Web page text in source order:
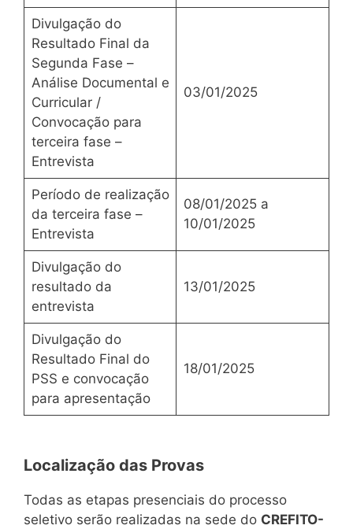
Divulgação do
Resultado Final da
Segunda Fase –
Análise Documental e
Curricular /
Convocação para
terceira fase –
Entrevista
03/01/2025
Período de realização
da terceira fase –
Entrevista
08/01/2025 a
10/01/2025
Divulgação do
resultado da
entrevista
13/01/2025
Divulgação do
Resultado Final do
PSS e convocação
para apresentação
18/01/2025
Localização das Provas
Todas as etapas presenciais do processo
seletivo serão realizadas na sede do CREFITO-